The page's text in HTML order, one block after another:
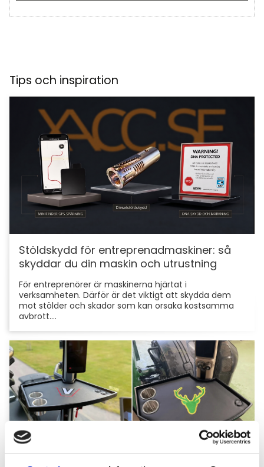
Tips och inspiration
Stöldskydd för entreprenadmaskiner: så
skyddar du din maskin och utrustning
För entreprenörer är maskinerna hjärtat i
verksamheten. Därför är det viktigt att skydda dem
mot stölder och skador som kan orsaka kostsamma
avbrott....